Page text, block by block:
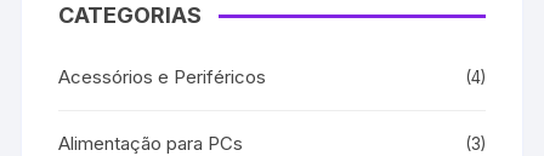
CATEGORIAS
Acessórios e Periféricos (4)
Alimentação para PCs (3)